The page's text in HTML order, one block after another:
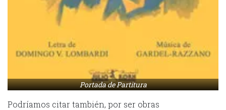
Portada de Partitura
Podríamos citar también, por ser obras